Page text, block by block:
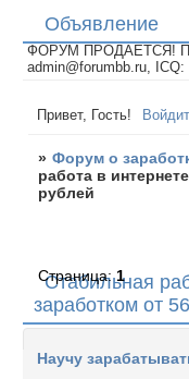
Объявление
ФОРУМ ПРОДАЕТСЯ!
admin@forumbb.ru, ICQ:
Привет, Гость!
» Форум о
работа в
рублей
Стабильная
заработком от
Страница:1
Научу